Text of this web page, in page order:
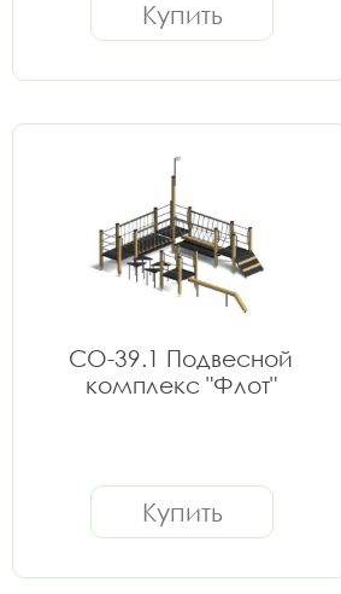
Купить
СО-39.1 Подвесной
комплекс "Флот"
Купить